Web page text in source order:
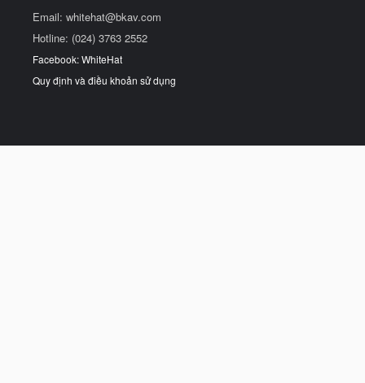
Email: whitehat@bkav.com
Hotline: (024) 3763 2552
Facebook: WhiteHat
Quy định và điều khoản sử dụng